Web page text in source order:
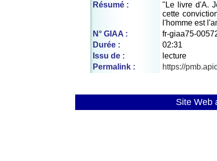
Résumé :
"Le livre d'A.
cette
l'homme est
N° GIAA :
fr-giaa75-
Durée :
02:31
Issu de :
lecture
Permalink :
https://
Site Web